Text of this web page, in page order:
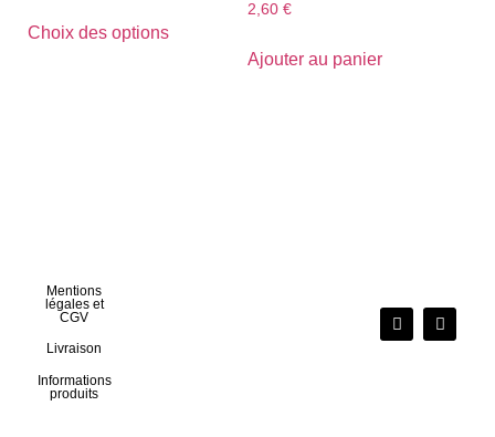
Choix des options
2,60 €
Ajouter au panier
Mentions
légales et
CGV
Livraison
Informations
produits